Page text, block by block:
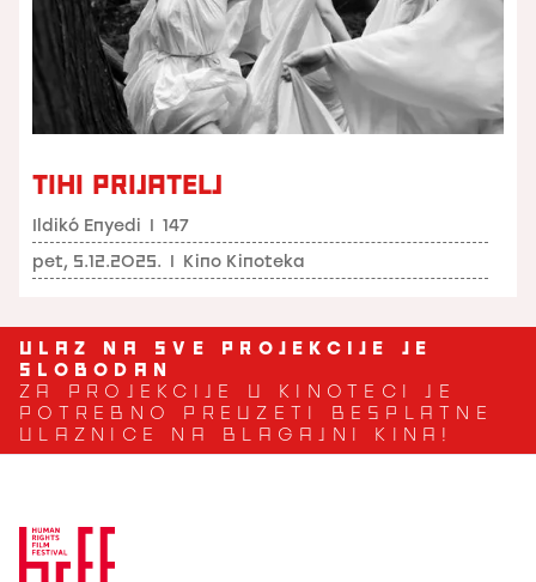
TIHI PRIJATELJ
Ildikó Enyedi I 147
pet, 5.12.2025. I Kino Kinoteka
ULAZ NA SVE PROJEKCIJE JE
SLOBODAN
ZA PROJEKCIJE U KINOTECI JE
POTREBNO PREUZETI BESPLATNE
ULAZNICE NA BLAGAJNI KINA!